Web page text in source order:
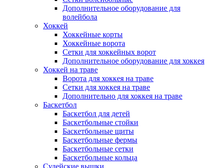
Дополнительное оборудование для
волейбола
Хоккей
Хоккейные корты
Хоккейные ворота
Сетки для хоккейных ворот
Дополнительное оборудование для хоккея
Хоккей на траве
Ворота для хоккея на траве
Сетки для хоккея на траве
Дополнительно для хоккея на траве
Баскетбол
Баскетбол для детей
Баскетбольные стойки
Баскетбольные щиты
Баскетбольные фермы
Баскетбольные сетки
Баскетбольные кольца
Судейские вышки